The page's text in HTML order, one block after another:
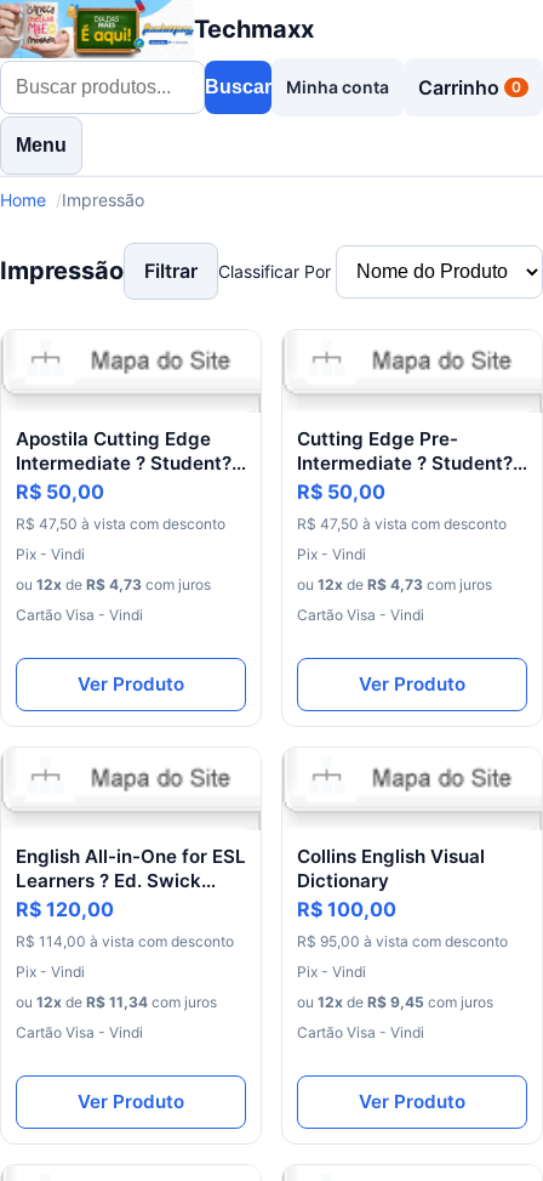
Techmaxx
Buscar Minha conta Carrinho 0
Menu
Home Impressão
Impressão Filtrar Classificar Por
Apostila Cutting Edge
Intermediate ? Student?s
Book
R$ 50,00
R$ 47 50 à vista com desconto
Pix - Vindi
ou 12x de R$ 4,73 com juros
Cartão Visa - Vindi
Ver Produto
Cutting Edge Pre-
Intermediate ? Student?s
Book + Workbook
R$ 50,00
R$ 47 50 à vista com desconto
Pix - Vindi
ou 12x de R$ 4,73 com juros
Cartão Visa - Vindi
Ver Produto
English All-in-One for ESL
Learners ? Ed. Swick
(2nd Edition)
R$ 120,00
R$ 114 00 à vista com desconto
Pix - Vindi
ou 12x de R$ 11, 34 com juros
Cartão Visa - Vindi
Ver Produto
Collins English Visual
Dictionary
R$ 100,00
R$ 95 00 à vista com desconto
Pix - Vindi
ou 12x de R$ 9,45 com juros
Cartão Visa - Vindi
Ver Produto